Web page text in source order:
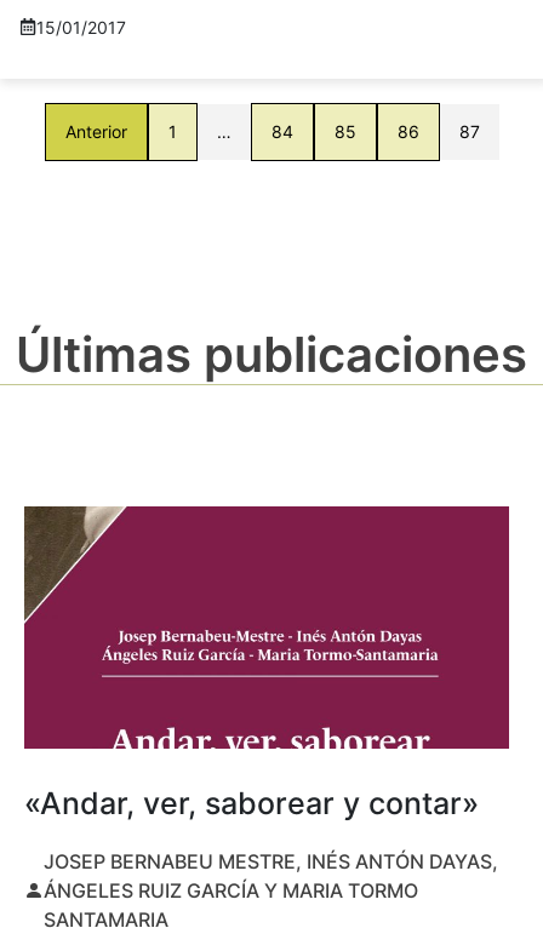
15/01/2017
Anterior 1 … 84 85 86 87
Últimas publicaciones
«Andar, ver, saborear y contar»
JOSEP BERNABEU MESTRE, INÉS ANTÓN DAYAS,
ÁNGELES RUIZ GARCÍA Y MARIA TORMO
SANTAMARIA